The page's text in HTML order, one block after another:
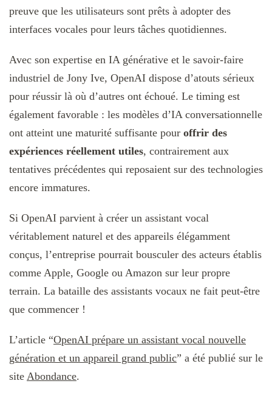
preuve que les utilisateurs sont prêts à adopter des
interfaces vocales pour leurs tâches quotidiennes.
Avec son expertise en IA générative et le savoir-faire
industriel de Jony Ive, OpenAI dispose d’atouts sérieux
pour réussir là où d’autres ont échoué. Le timing est
également favorable : les modèles d’IA conversationnelle
ont atteint une maturité suffisante pour offrir des
expériences réellement utiles, contrairement aux
tentatives précédentes qui reposaient sur des technologies
encore immatures.
Si OpenAI parvient à créer un assistant vocal
véritablement naturel et des appareils élégamment
conçus, l’entreprise pourrait bousculer des acteurs établis
comme Apple, Google ou Amazon sur leur propre
terrain. La bataille des assistants vocaux ne fait peut-être
que commencer !
L’article “OpenAI prépare un assistant vocal nouvelle
génération et un appareil grand public” a été publié sur le
site Abondance.